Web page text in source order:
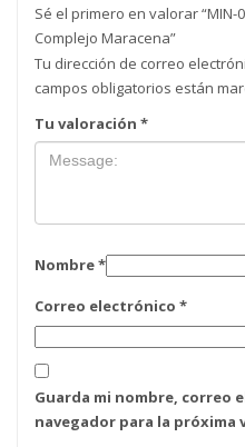
Sé el primero en valorar “MIN-
Complejo Maracena”
Tu dirección de correo
campos obligatorios están
Tu valoración *
Nombre*
Correo electrónico *
Guarda mi nombre, correo
navegador para la próxima